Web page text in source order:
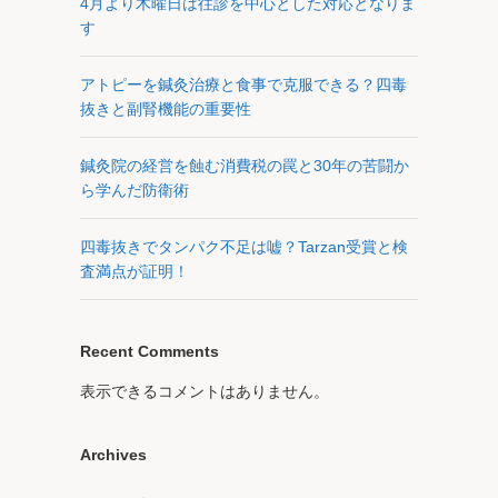
す
アトピーを鍼灸治療と食事で克服できる？四毒
抜きと副腎機能の重要性
鍼灸院の経営を蝕む消費税の罠と30年の苦闘か
ら学んだ防衛術
四毒抜きでタンパク不足は嘘？Tarzan受賞と検
査満点が証明！
Recent Comments
表示できるコメントはありません。
Archives